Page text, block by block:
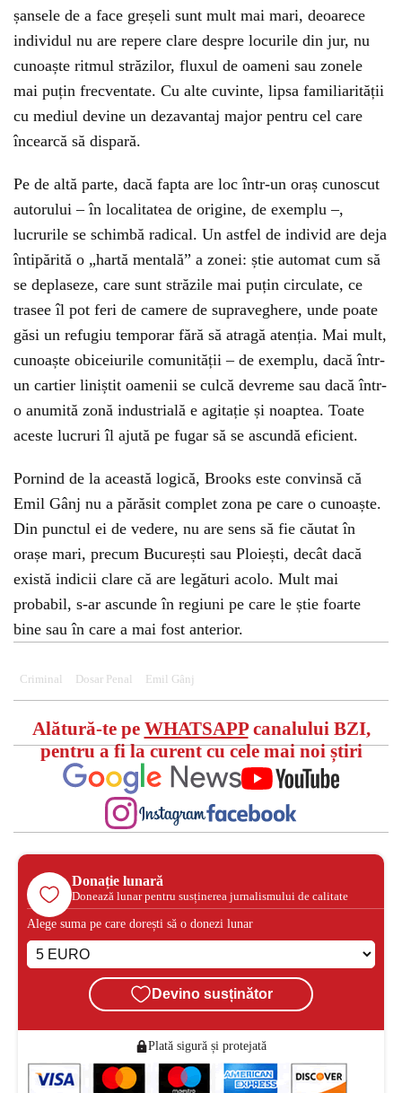
șansele de a face greșeli sunt mult mai mari, deoarece
individul nu are repere clare despre locurile din jur, nu
cunoaște ritmul străzilor, fluxul de oameni sau zonele
mai puțin frecventate. Cu alte cuvinte, lipsa familiarității
cu mediul devine un dezavantaj major pentru cel care
încearcă să dispară.
Pe de altă parte, dacă fapta are loc într-un oraș cunoscut
autorului – în localitatea de origine, de exemplu –,
lucrurile se schimbă radical. Un astfel de individ are deja
întipărită o „hartă mentală” a zonei: știe automat cum să
se deplaseze, care sunt străzile mai puțin circulate, ce
trasee îl pot feri de camere de supraveghere, unde poate
găsi un refugiu temporar fără să atragă atenția. Mai mult,
cunoaște obiceiurile comunității – de exemplu, dacă într-
un cartier liniștit oamenii se culcă devreme sau dacă într-
o anumită zonă industrială e agitație și noaptea. Toate
aceste lucruri îl ajută pe fugar să se ascundă eficient.
Pornind de la această logică, Brooks este convinsă că
Emil Gânj nu a părăsit complet zona pe care o cunoaște.
Din punctul ei de vedere, nu are sens să fie căutat în
orașe mari, precum București sau Ploiești, decât dacă
există indicii clare că are legături acolo. Mult mai
probabil, s-ar ascunde în regiuni pe care le știe foarte
bine sau în care a mai fost anterior.
Criminal Dosar Penal Emil Gânj
Alătură-te pe WHATSAPPcanalului BZI,
pentru a fi la curent cu cele mai noi știri
Donație lunară
Donează lunar pentru susținerea jurnalismului de calitate
Alege suma pe care dorești să o donezi lunar
Devino susținător
Plată sigură și protejată